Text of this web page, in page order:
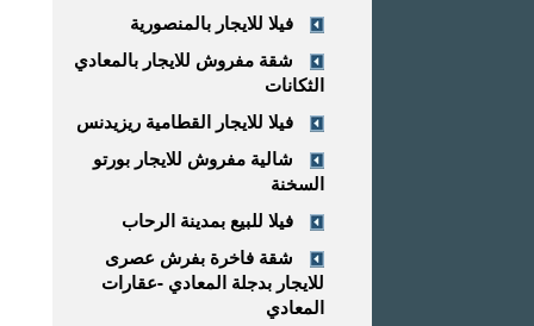
فيلا للايجار بالمنصورية
شقة مفروش للايجار بالمعادي
الثكانات
فيلا للايجار القطامية ريزيدنس
شالية مفروش للايجار بورتو
السخنة
فيلا للبيع بمدينة الرحاب
شقة فاخرة بفرش عصرى
للايجار بدجلة المعادي -عقارات
المعادي